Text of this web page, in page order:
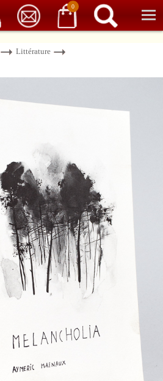
0
Librairie de livres anciens & rares
Littérature